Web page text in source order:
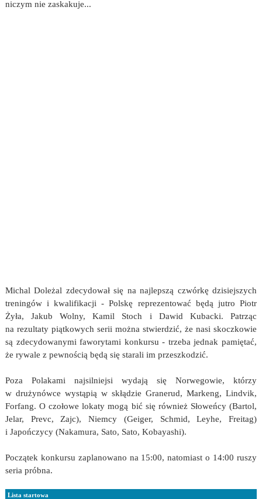
niczym nie zaskakuje...
Michal Doleżal zdecydował się na najlepszą czwórkę dzisiejszych
treningów i kwalifikacji - Polskę reprezentować będą jutro Piotr
Żyła, Jakub Wolny, Kamil Stoch i Dawid Kubacki. Patrząc
na rezultaty piątkowych serii można stwierdzić, że nasi skoczkowie
są zdecydowanymi faworytami konkursu - trzeba jednak pamiętać,
że rywale z pewnością będą się starali im przeszkodzić.
Poza Polakami najsilniejsi wydają się Norwegowie, którzy
w drużynówce wystąpią w skłądzie Granerud, Markeng, Lindvik,
Forfang. O czołowe lokaty mogą bić się również Słoweńcy (Bartol,
Jelar, Prevc, Zajc), Niemcy (Geiger, Schmid, Leyhe, Freitag)
i Japończycy (Nakamura, Sato, Sato, Kobayashi).
Początek konkursu zaplanowano na 15:00, natomiast o 14:00 ruszy
seria próbna.
Lista startowa